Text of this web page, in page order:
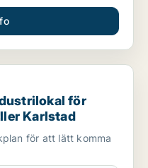
för uthyrning i Hammarö
för
Karlstad
för att lätt komma